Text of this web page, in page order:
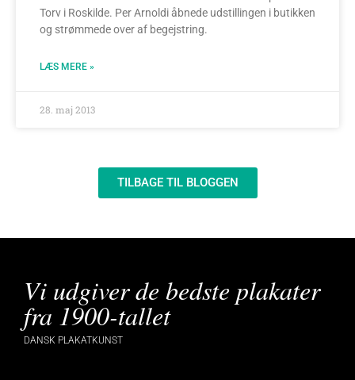
Torv i Roskilde. Per Arnoldi åbnede udstillingen i butikken
og strømmede over af begejstring.
LÆS MERE »
28. maj 2013
TILBAGE TIL BLOGGEN
Vi udgiver de bedste plakater
fra 1900-tallet
DANSK PLAKATKUNST